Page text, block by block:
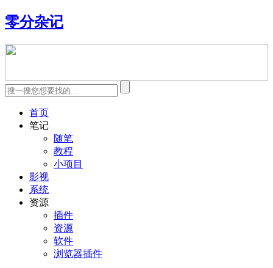
零分杂记
首页
笔记
随笔
教程
小项目
影视
系统
资源
插件
资源
软件
浏览器插件